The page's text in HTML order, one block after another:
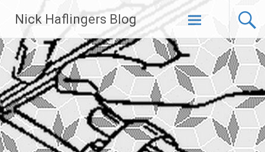
Inhalt
springen
Nick Haflingers Blog